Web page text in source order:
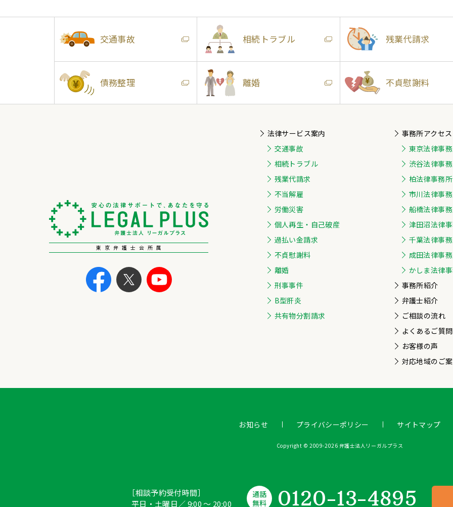
交通事故 相続トラブル 残業代請求
債務整理 離婚 不貞慰謝料
東京弁護士会所属
法律サービス案内
交通事故
相続トラブル
残業代請求
不当解雇
労働災害
個人再生・自己破産
過払い金請求
不貞慰謝料
離婚
刑事事件
B型肝炎
共有物分割請求
事務所アクセス
東京法律事
渋谷法律事
柏法律事務所
市川法律事
船橋法律事
津田沼法律
千葉法律事
成田法律事
かしま法律
事務所紹介
弁護士紹介
ご相談の流れ
よくあるご質問
お客様の声
対応地域のご
お知らせ プライバシーポリシー サイトマップ
Copyright © 2009-2026 弁護士法人リーガルプラス
［相談予約受付時間］
平日・土曜日／ 9:00 ～ 20:00
通話
無料
0120-13-4895